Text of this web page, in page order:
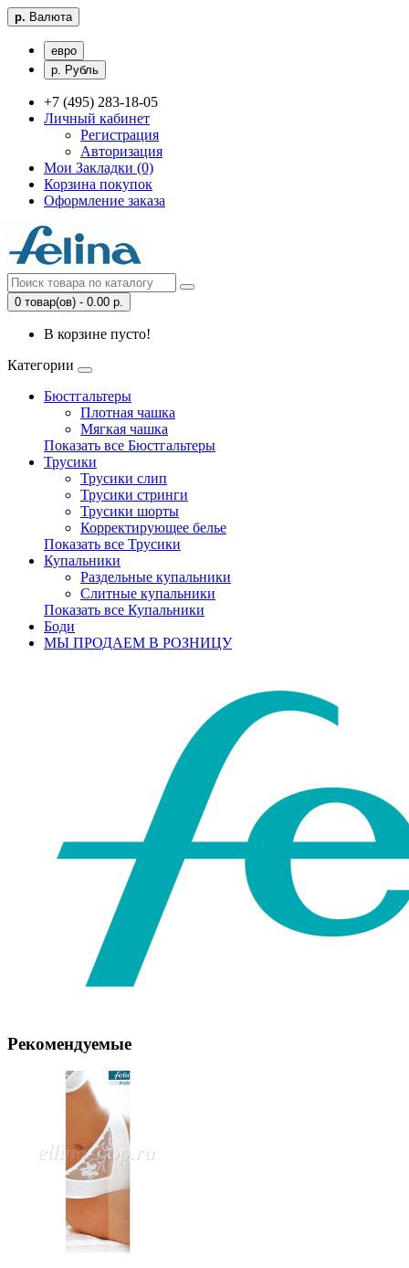
р. Валюта
евро
р. Рубль
+7 (495) 283-18-05
Личный кабинет
Регистрация
Авторизация
Мои Закладки (0)
Корзина покупок
Оформление заказа
0 товар(ов) - 0.00 р.
В корзине пусто!
Категории
Бюстгальтеры
Плотная чашка
Мягкая чашка
Показать все Бюстгальтеры
Трусики
Трусики слип
Трусики стринги
Трусики шорты
Корректирующее белье
Показать все Трусики
Купальники
Раздельные купальники
Слитные купальники
Показать все Купальники
Боди
МЫ ПРОДАЕМ В РОЗНИЦУ
Рекомендуемые